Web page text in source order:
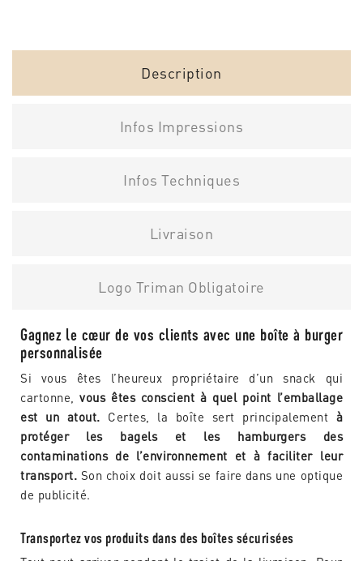
Description
Infos Impressions
Infos Techniques
Livraison
Logo Triman Obligatoire
Gagnez le cœur de vos clients avec une boîte à burger
personnalisée
Si vous êtes l’heureux propriétaire d’un snack qui
cartonne,vous êtes conscient à quel point l’emballage
est un atout. Certes, la boîte sert principalement à
protéger les bagels et les hamburgers des
contaminations de l’environnement et à faciliter leur
transport. Son choix doit aussi se faire dans une optique
de publicité.
Transportez vos produits dans des boîtes sécurisées